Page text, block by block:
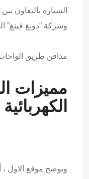
السيارة بالتعاون
وشركة “دونغ فينغ”
مدافن طريق
مميزات
الكهربائية
ويوضح موقع الاول ،